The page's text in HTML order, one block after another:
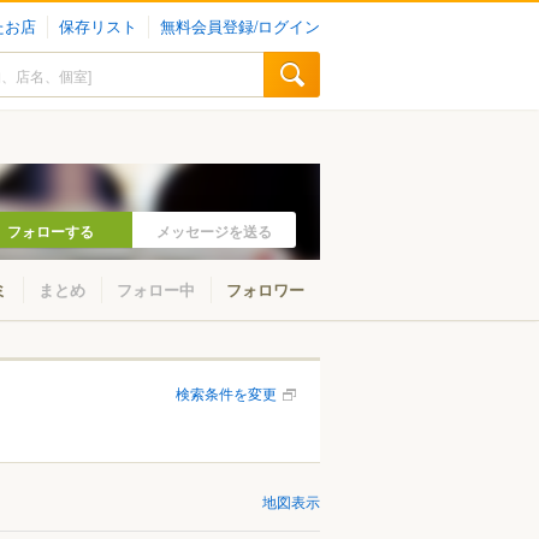
お店 保存リスト 無料会員登録/ログイン
フォローする メッセージを送る
まとめ フォロー中 フォロワー
検索条件を変更
地図表示